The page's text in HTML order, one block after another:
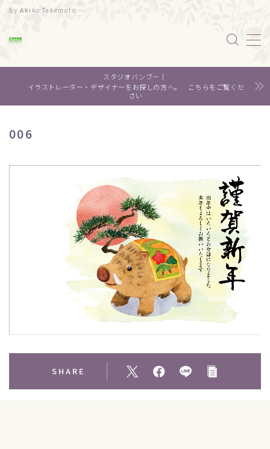
by Akiko Takemoto
MENU
水彩｜食べ物
スタジオバンブー｜
イラストレーター・デザイナーをお探しの方へ。 こちらをご覧くだ
さい
006
SHARE